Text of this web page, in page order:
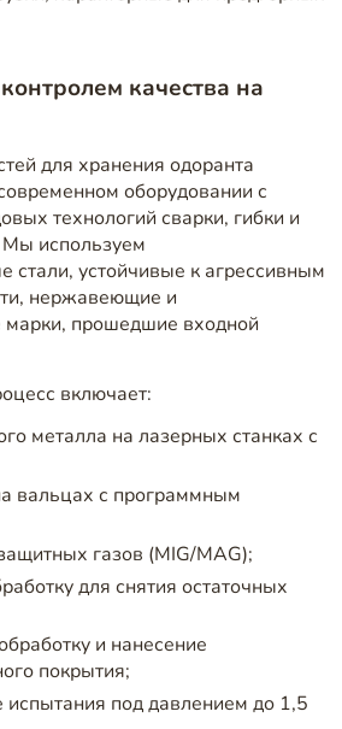
качества на
для хранения одоранта
оборудовании с
технологий сварки, гибки и
Мы используем
стали, устойчивые к агрессивным
нержавеющие и
марки, прошедшие входной
включает:
металла на лазерных станках с
вальцах с программным
газов (MIG/MAG);
для снятия остаточных
и нанесение
покрытия;
испытания под давлением до 1,5